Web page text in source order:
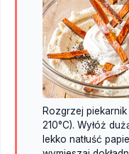
Rozgrzej
210°C). Wyłóż
lekko natłuść